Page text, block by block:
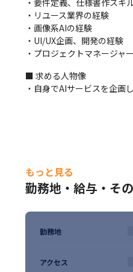
・要件定義、仕様書作スキ
・リユース業界の経験
・画像系AIの経験
・UI/UX企画、開発の経験
・プロジェクトマネージャ
■ 求める人物像
・自身でAIサービスを企画
もっと見る
勤務地・給与・そ
勤務地
アクセス